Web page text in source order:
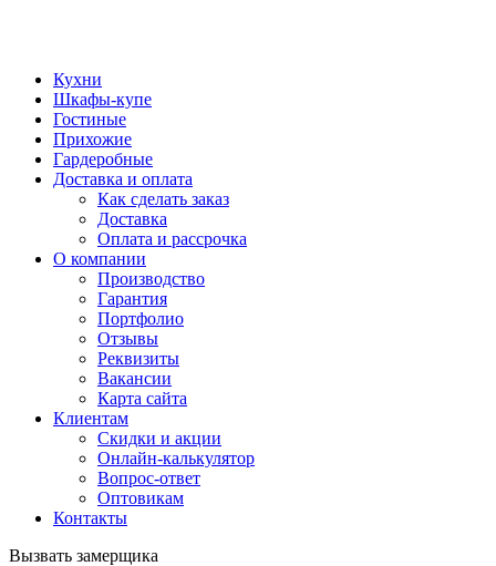
Кухни
Шкафы-купе
Гостиные
Прихожие
Гардеробные
Доставка и оплата
Как сделать заказ
Доставка
Оплата и рассрочка
О компании
Производство
Гарантия
Портфолио
Отзывы
Реквизиты
Вакансии
Карта сайта
Клиентам
Скидки и акции
Онлайн-калькулятор
Вопрос-ответ
Оптовикам
Контакты
Вызвать замерщика